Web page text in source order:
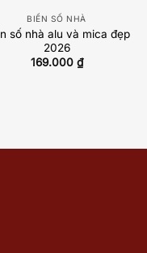
BIỂN SỐ NHÀ
số nhà alu và mica đẹp
2026
169.000 ₫